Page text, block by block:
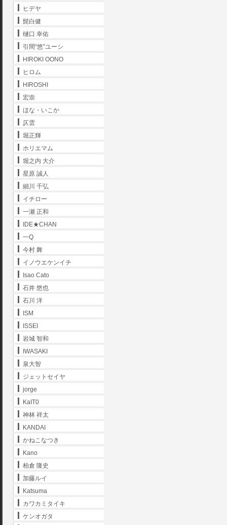
ヒデヤ
髭白健
樋口 幸佑
引間“悠”ユーシ
HIROKI OONO
ヒロム
HIROSHI
宏崇
ほな・いこか
仄雲
堀正輝
ホリエマム
堀之内 大介
星原 誠人
細川 千弘
イチロー
一瀬 正和
IDE★CHAN
一Q
今村 舞
イノウエケンイチ
Isao Cato
石井 悠也
石川 洋
ISM
ISSEI
岩城 智和
IWASAKI
泉大智
ジェットセイヤ
jorge
KaIT0
神林 祥太
KANDAI
かねこなつき
Kano
柏倉 隆史
加藤ルイ
Katsuma
カワカミタイキ
ケンオガタ